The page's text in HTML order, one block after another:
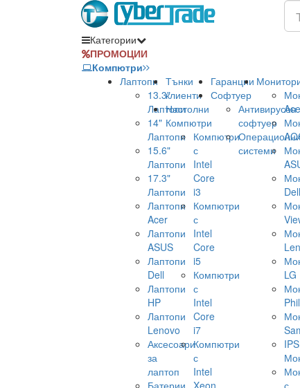
Категории
ПРОМОЦИИ
Компютри
Лаптопи
13.3"
Лаптопи
14"
Лаптопи
15.6"
Лаптопи
17.3"
Лаптопи
Лаптопи
Acer
Лаптопи
ASUS
Лаптопи
Dell
Лаптопи
HP
Лаптопи
Lenovo
Аксесоари
за
лаптоп
Батерии
Тънки
клиенти
Настолни
Компютри
Компютри
с
Intel
Core
i3
Компютри
с
Intel
Core
i5
Компютри
с
Intel
Core
i7
Компютри
с
Intel
Xeon
Гаранции
Софтуер
Антивирусен
софтуер
системи
Dell
LG
IPS
с